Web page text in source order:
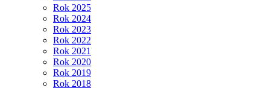
Rok 2025
Rok 2024
Rok 2023
Rok 2022
Rok 2021
Rok 2020
Rok 2019
Rok 2018